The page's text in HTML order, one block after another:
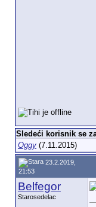
Sledeći korisnik se
Oggy(7.11.2015)
23.2.2019,
21:53
Belfegor
Starosedelac